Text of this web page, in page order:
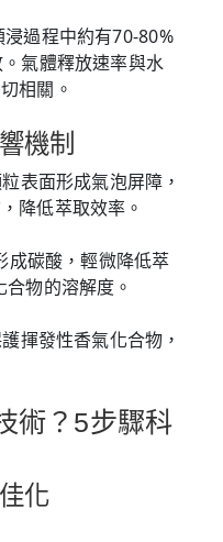
過程中約有70-80%
氣體釋放速率與水
相關。
機制
表面形成氣泡屏障，
降低萃取效率。
成碳酸，輕微降低萃
物的溶解度。
揮發性香氣化合物，
術？5步驟科
化